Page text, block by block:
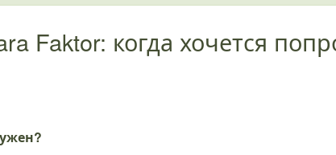
Faktor: когда хочется